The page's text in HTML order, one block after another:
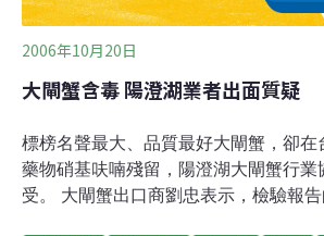
2006年10月20日
大閘蟹含毒 陽澄湖業者出面質疑
標榜名聲最大、品質最好大閘蟹，卻在
藥物硝基呋喃殘留，陽澄湖大閘蟹行業
受。 大閘蟹出口商劉忠表示，檢驗報